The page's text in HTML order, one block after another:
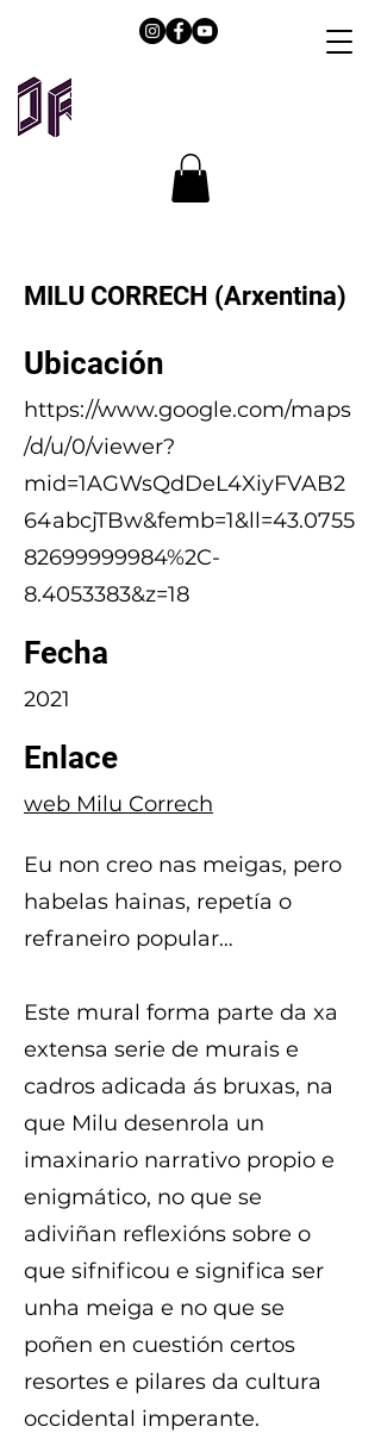
MILU CORRECH (Arxentina)
Ubicación
https://www.google.com/maps
/d/u/0/viewer?
mid=1AGWsQdDeL4XiyFVAB2
64abcjTBw&femb=1&ll=43.0755
82699999984%2C-
8.4053383&z=18
Fecha
2021
Enlace
web Milu Correch
Eu non creo nas meigas, pero
habelas hainas, repetía o
refraneiro popular…
Este mural forma parte da xa
extensa serie de murais e
cadros adicada ás bruxas, na
que Milu desenrola un
imaxinario narrativo propio e
enigmático, no que se
adiviñan reflexións sobre o
que sifnificou e significa ser
unha meiga e no que se
poñen en cuestión certos
resortes e pilares da cultura
occidental imperante.